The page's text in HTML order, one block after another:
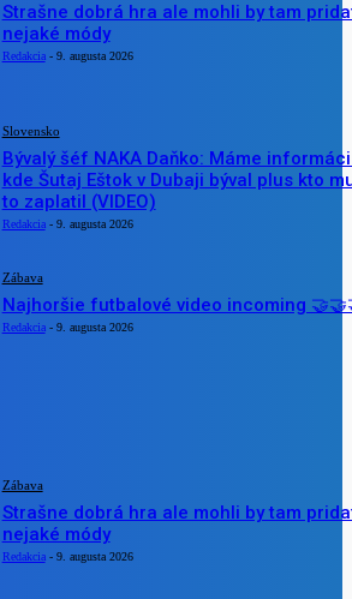
Strašne dobrá hra ale mohli by tam
nejaké módy
Redakcia - 9. augusta 2026
Slovensko
Bývalý šéf NAKA Daňko: Máme
kde Šutaj Eštok v Dubaji býval plus kto
to zaplatil (VIDEO)
Redakcia - 9. augusta 2026
Zábava
Najhoršie futbalové video incoming
Redakcia - 9. augusta 2026
Zábava
Strašne dobrá hra ale mohli by tam
nejaké módy
Redakcia - 9. augusta 2026